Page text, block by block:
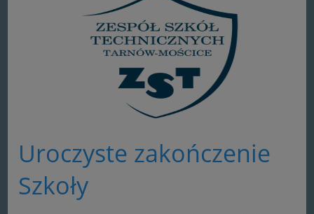
Uroczyste zakończenie
Szkoły